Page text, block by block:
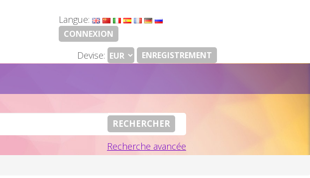
Langue:
CONNEXION
Devise: ENREGISTREMENT
Recherche avancée